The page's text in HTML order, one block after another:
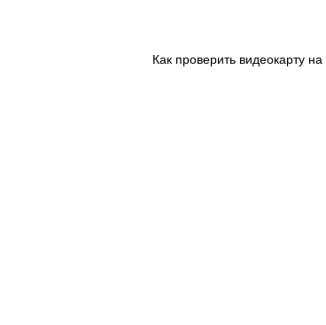
Как проверить видеокарту